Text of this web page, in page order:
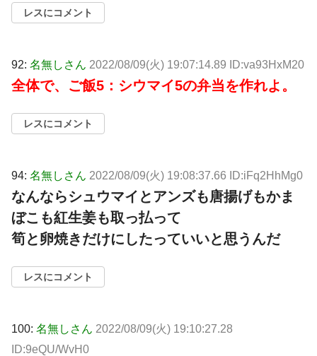
レスにコメント
92: 名無しさん 2022/08/09(火) 19:07:14.89 ID:va93HxM20
全体で、ご飯5：シウマイ5の弁当を作れよ。
レスにコメント
94: 名無しさん 2022/08/09(火) 19:08:37.66 ID:iFq2HhMg0
なんならシュウマイとアンズも唐揚げもかま
ぼこも紅生姜も取っ払って
筍と卵焼きだけにしたっていいと思うんだ
レスにコメント
100: 名無しさん 2022/08/09(火) 19:10:27.28
ID:9eQU/WvH0